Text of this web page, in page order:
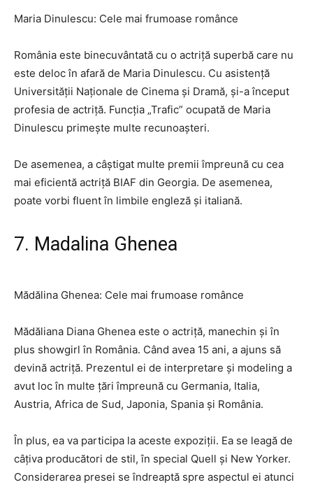
Maria Dinulescu: Cele mai frumoase românce
România este binecuvântată cu o actriță superbă care nu
este deloc în afară de Maria Dinulescu. Cu asistență
Universității Naționale de Cinema și Dramă, și-a început
profesia de actriță. Funcția „Trafic” ocupată de Maria
Dinulescu primește multe recunoașteri.
De asemenea, a câștigat multe premii împreună cu cea
mai eficientă actriță BIAF din Georgia. De asemenea,
poate vorbi fluent în limbile engleză și italiană.
7. Madalina Ghenea
Mădălina Ghenea: Cele mai frumoase românce
Mădăliana Diana Ghenea este o actriță, manechin și în
plus showgirl în România. Când avea 15 ani, a ajuns să
devină actriță. Prezentul ei de interpretare și modeling a
avut loc în multe țări împreună cu Germania, Italia,
Austria, Africa de Sud, Japonia, Spania și România.
În plus, ea va participa la aceste expoziții. Ea se leagă de
câțiva producători de stil, în special Quell și New Yorker.
Considerarea presei se îndreaptă spre aspectul ei atunci